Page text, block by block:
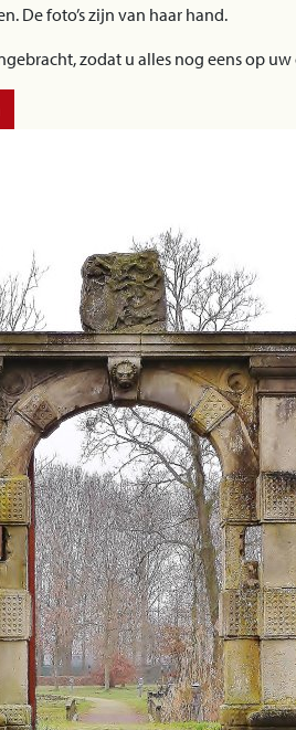
De foto’s zijn van haar hand.
zodat u alles nog eens op